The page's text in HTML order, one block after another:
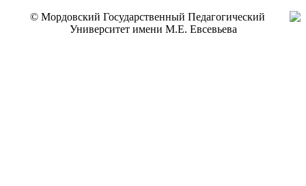
© Мордовский Государственный Педагогический
Университет имени М.Е. Евсевьева